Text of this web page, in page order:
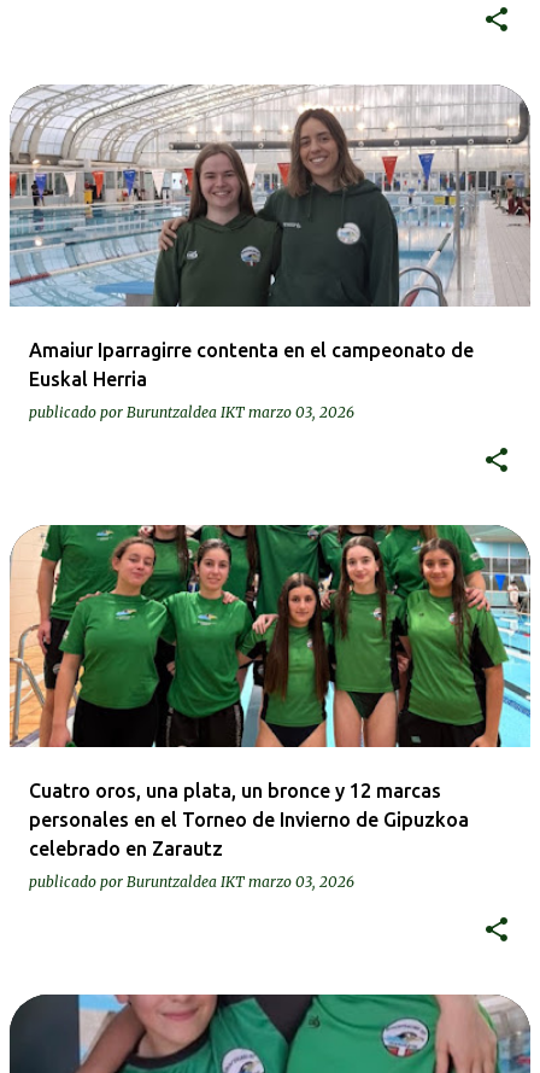
Amaiur Iparragirre contenta en el campeonato de
Euskal Herria
publicado por Buruntzaldea IKT marzo 03, 2026
Cuatro oros, una plata, un bronce y 12 marcas
personales en el Torneo de Invierno de Gipuzkoa
celebrado en Zarautz
publicado por Buruntzaldea IKT marzo 03, 2026